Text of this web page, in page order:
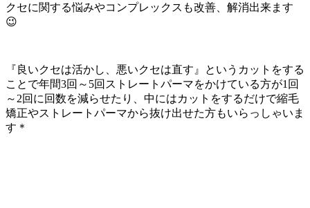
クセに関する悩みやコンプレックスも改善、解消出来ます
😉
『良いクセは活かし、悪いクセは直す』というカットをする
ことで年間3回～5回ストレートパーマをかけている方が1回
～2回に回数を減らせたり、中にはカットをするだけで縮毛
矯正やストレートパーマから抜け出せた方もいらっしゃいま
す＊